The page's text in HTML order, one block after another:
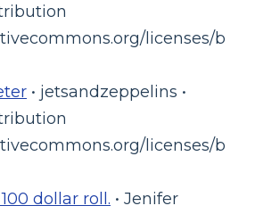
licenses/b
• jetsandzeppelins •
licenses/b
dollar roll. • Jenifer